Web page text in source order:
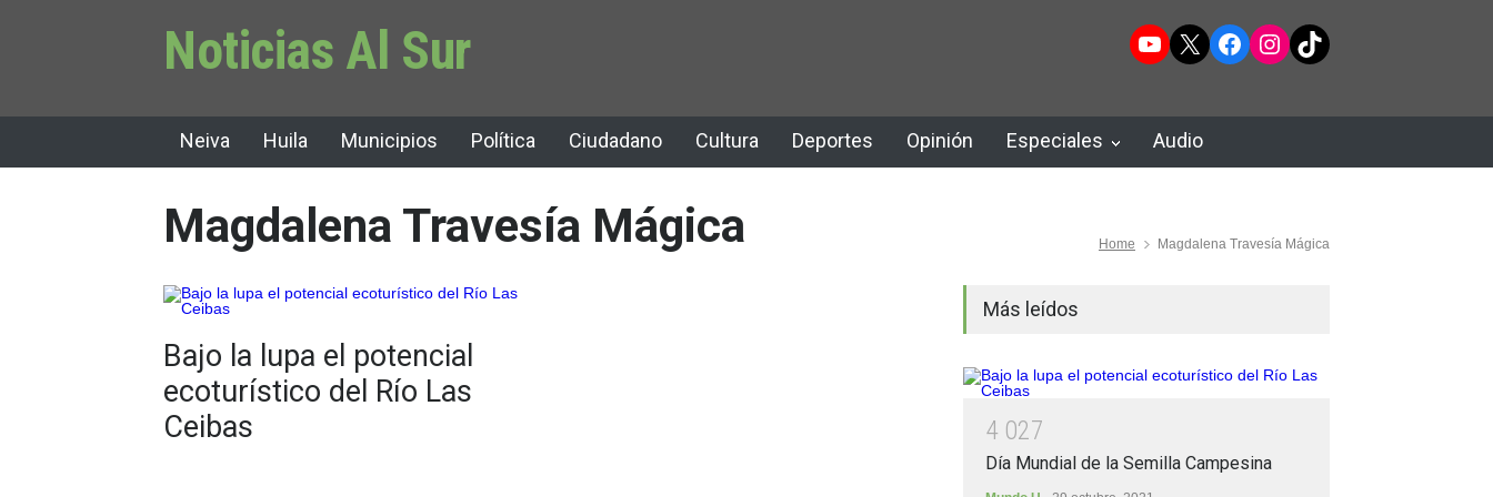
Noticias Al Sur YouTube
X Facebook
Instagram
TikTok
Neiva Huila Municipios Política Ciudadano Cultura Deportes Opinión Especiales Audio
Magdalena Travesía Mágica Home Magdalena Travesía Mágica
Bajo la lupa el potencial
ecoturístico del Río Las
Ceibas
Más leídos
4 027
Día Mundial de la Semilla Campesina